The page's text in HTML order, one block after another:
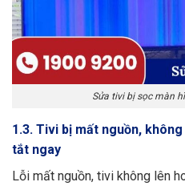
Sửa tivi bị sọc màn
1.3. Tivi bị mất nguồn,
tắt ngay
Lỗi mất nguồn, tivi không lên